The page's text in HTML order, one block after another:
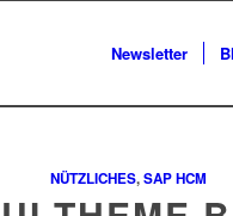
Newsletter
NÜTZLICHES,SAP HCM